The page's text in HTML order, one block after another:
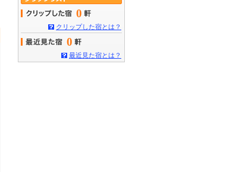
0
クリップした宿とは？
0
最近見た宿とは？